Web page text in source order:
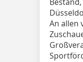
An allen